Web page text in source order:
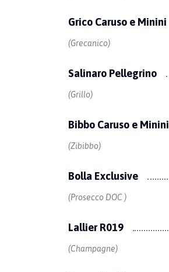
Grico Caruso e Minini
(Grecanico)
Salinaro Pellegrino
(Grillo)
Bibbo Caruso e Minini
(Zibibbo)
Bolla Exclusive
(Prosecco DOC )
Lallier R019
(Champagne)